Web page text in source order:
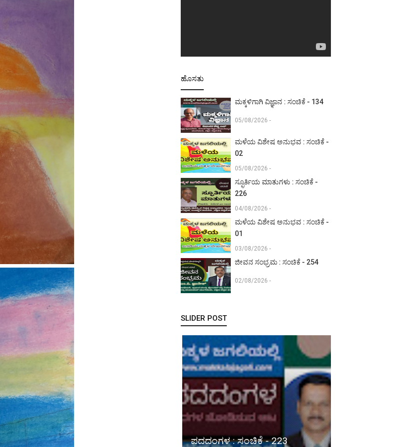
ಹೊಸತು
ಮಕ್ಕಳಿಗಾಗಿ ವಿಜ್ಞಾನ : ಸಂಚಿಕೆ - 134
05/08/2026 -
ಮಳೆಯ ವಿಶೇಷ ಅನುಭವ : ಸಂಚಿಕೆ -
02
05/08/2026 -
ಸ್ಫೂರ್ತಿಯ ಮಾತುಗಳು : ಸಂಚಿಕೆ -
226
04/08/2026 -
ಮಳೆಯ ವಿಶೇಷ ಅನುಭವ : ಸಂಚಿಕೆ -
01
03/08/2026 -
ಜೀವನ ಸಂಭ್ರಮ : ಸಂಚಿಕೆ - 254
02/08/2026 -
SLIDER POST
ಮಕ್ಕಳಿಗಾಗಿ ವಿಜ್ಞಾನ : ಸಂಚಿಕೆ - 134